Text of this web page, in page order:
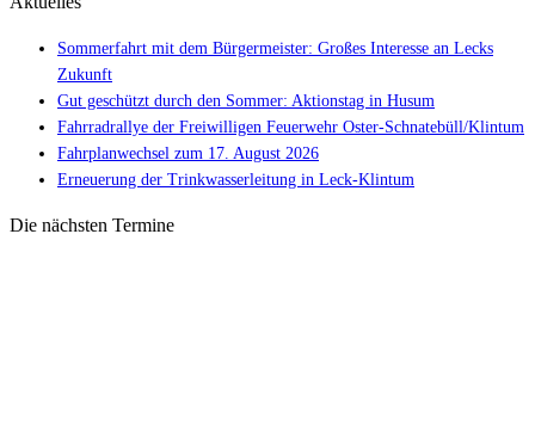
Sommerfahrt mit dem Bürgermeister: Großes Interesse an Lecks
Zukunft
Gut geschützt durch den Sommer: Aktionstag in Husum
Fahrradrallye der Freiwilligen Feuerwehr Oster-Schnatebüll/Klintum
Fahrplanwechsel zum 17. August 2026
Erneuerung der Trinkwasserleitung in Leck-Klintum
Die nächsten Termine